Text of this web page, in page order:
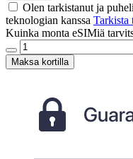
Olen tarkistanut ja
teknologian kanssa Tarkista
Kuinka monta eSIMiä
Maksa kortilla